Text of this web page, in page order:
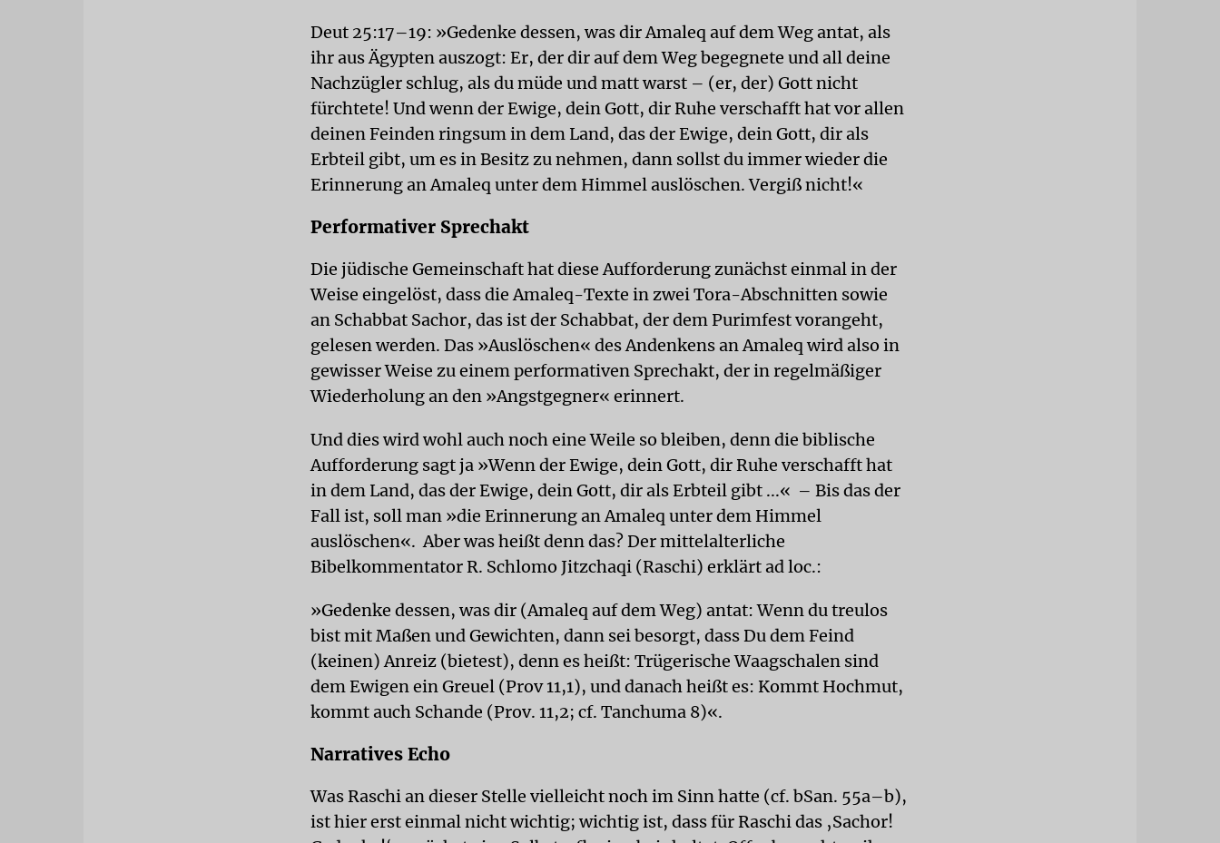
Deut 25:17–19: »Gedenke dessen, was dir Amaleq auf dem Weg antat, als
ihr aus Ägypten auszogt: Er, der dir auf dem Weg begegnete und all deine
Nachzügler schlug, als du müde und matt warst – (er, der) Gott nicht
fürchtete! Und wenn der Ewige, dein Gott, dir Ruhe verschafft hat vor allen
deinen Feinden ringsum in dem Land, das der Ewige, dein Gott, dir als
Erbteil gibt, um es in Besitz zu nehmen, dann sollst du immer wieder die
Erinnerung an Amaleq unter dem Himmel auslöschen. Vergiß nicht!«
Performativer Sprechakt
Die jüdische Gemeinschaft hat diese Aufforderung zunächst einmal in der
Weise eingelöst, dass die Amaleq-Texte in zwei Tora-Abschnitten sowie
an Schabbat Sachor, das ist der Schabbat, der dem Purimfest vorangeht,
gelesen werden. Das »Auslöschen« des Andenkens an Amaleq wird also in
gewisser Weise zu einem performativen Sprechakt, der in regelmäßiger
Wiederholung an den »Angstgegner« erinnert.
Und dies wird wohl auch noch eine Weile so bleiben, denn die biblische
Aufforderung sagt ja »Wenn der Ewige, dein Gott, dir Ruhe verschafft hat
in dem Land, das der Ewige, dein Gott, dir als Erbteil gibt ...« – Bis das der
Fall ist, soll man »die Erinnerung an Amaleq unter dem Himmel
auslöschen«. Aber was heißt denn das? Der mittelalterliche
Bibelkommentator R. Schlomo Jitzchaqi (Raschi) erklärt ad loc.:
»Gedenke dessen, was dir (Amaleq auf dem Weg) antat: Wenn du treulos
bist mit Maßen und Gewichten, dann sei besorgt, dass Du dem Feind
(keinen) Anreiz (bietest), denn es heißt: Trügerische Waagschalen sind
dem Ewigen ein Greuel (Prov 11,1), und danach heißt es: Kommt Hochmut,
kommt auch Schande (Prov. 11,2; cf. Tanchuma 8)«.
Narratives Echo
Was Raschi an dieser Stelle vielleicht noch im Sinn hatte (cf. bSan. 55a–b),
ist hier erst einmal nicht wichtig; wichtig ist, dass für Raschi das ‚Sachor!